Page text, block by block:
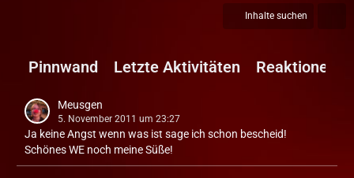
Inhalte suchen
Pinnwand Letzte Aktivitäten Reaktionen
Meusgen
5. November 2011 um 23:27
Ja keine Angst wenn was ist sage ich schon bescheid!
Schönes WE noch meine Süße!